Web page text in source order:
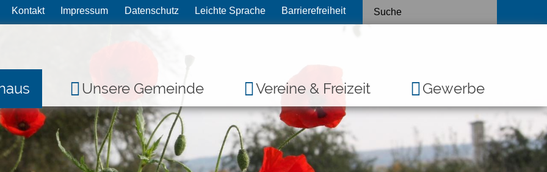
Kontakt Impressum Datenschutz Leichte Sprache Barrierefreiheit
Unsere Gemeinde Vereine & Freizeit Gewerbe